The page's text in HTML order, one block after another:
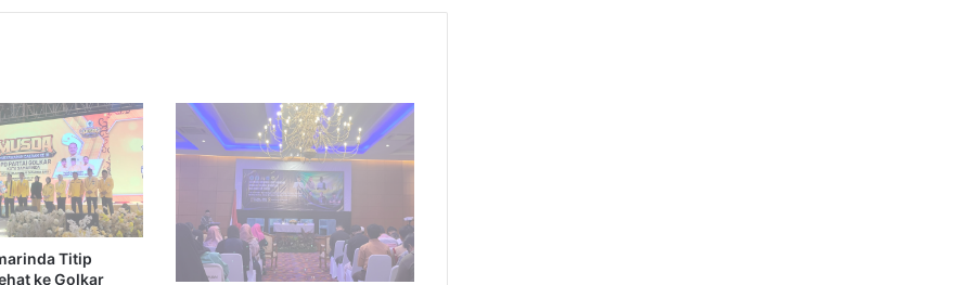
Titip
ke Golkar